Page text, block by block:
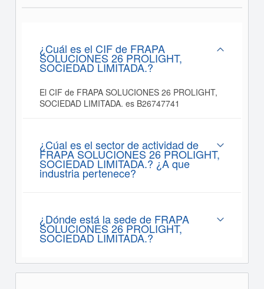
¿Cuál es el CIF de FRAPA
SOLUCIONES 26 PROLIGHT,
SOCIEDAD LIMITADA.?
El CIF de FRAPA SOLUCIONES 26 PROLIGHT,
SOCIEDAD LIMITADA. es B26747741
¿Cúal es el sector de actividad de
FRAPA SOLUCIONES 26 PROLIGHT,
SOCIEDAD LIMITADA.? ¿A que
industria pertenece?
¿Dónde está la sede de FRAPA
SOLUCIONES 26 PROLIGHT,
SOCIEDAD LIMITADA.?